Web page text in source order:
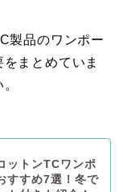
製品のワンポー
まとめていま
ットンTCワンポ
すすめ7選！冬で